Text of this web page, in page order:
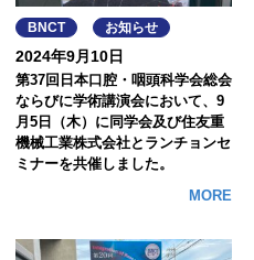
BNCT お知らせ
2024年9月10日
第37回日本口腔・咽頭科学会総会
ならびに学術講演会において、9
月5日（木）に同学会及び住友重
機械工業株式会社とランチョンセ
ミナーを共催しました。
MORE